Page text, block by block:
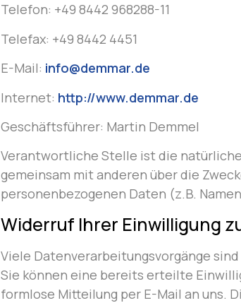
Telefon: +49 8442 968288-11
Telefax: +49 8442 4451
E-Mail: info@demmar.de
Internet: http://www.demmar.de
Geschäftsführer: Martin Demmel
Verantwortliche Stelle ist die
gemeinsam mit anderen über die
personenbezogenen Daten (z.B.
Widerruf Ihrer Einwilligung
Viele Datenverarbeitungsvorgänge
Sie können eine bereits erteilte
formlose Mitteilung per E-Mail an uns.